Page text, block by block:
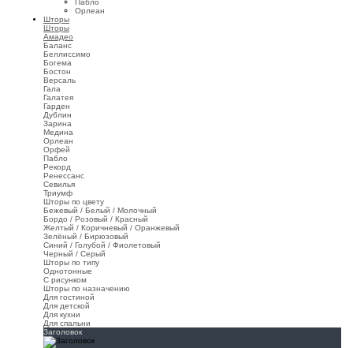
Пабло
Орлеан
Шторы
Шторы
Амадео
Баланс
Беллиссимо
Богема
Бостон
Версаль
Гала
Галатея
Гарден
Дублин
Зарина
Медина
Орлеан
Орфей
Пабло
Рекорд
Ренессанс
Севилья
Триумф
Шторы по цвету
Бежевый / Белый / Молочный
Бордо / Розовый / Красный
Желтый / Коричневый / Оранжевый
Зелёный / Бирюзовый
Синий / Голубой / Фиолетовый
Черный / Серый
Шторы по типу
Однотонные
С рисунком
Шторы по назначению
Для гостиной
Для детской
Для кухни
Для спальни
Заголовок